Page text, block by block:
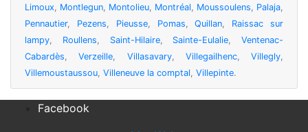
Limoux, Montlegun, Montolieu, Montréal, Moussoulens, Palaja,
Pennautier, Pezens, Pieusse, Pomas,Quillan, Raissac sur
lampy, Roullens, Saint-Hilaire, Sainte-Eulalie, Ventenac-
Cabardès,Verzeille, Villasavary, Villegailhenc, Villegly,
Villemoustaussou, Villeneuve la comptal, Villepinte.
Facebook